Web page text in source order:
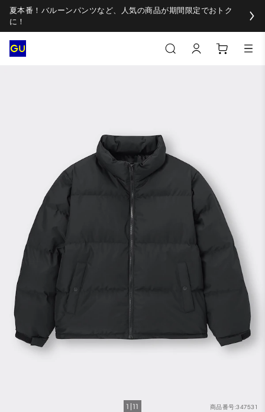
夏本番！バルーンパンツなど、人気の商品が期間限定でおトク
に！
商品番号:347531
1 11